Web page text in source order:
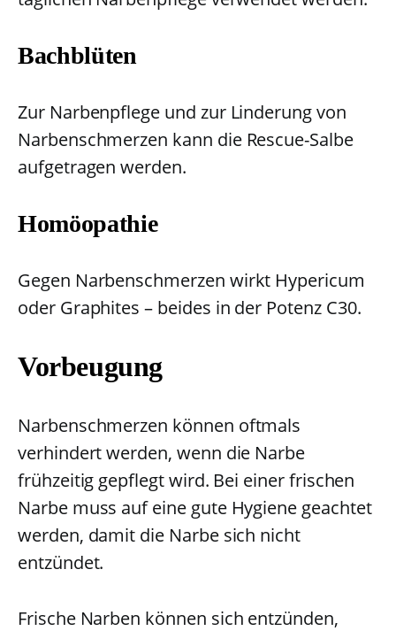
Bachblüten
Zur Narbenpflege und zur Linderung von
Narbenschmerzen kann die Rescue-Salbe
aufgetragen werden.
Homöopathie
Gegen Narbenschmerzen wirkt Hypericum
oder Graphites – beides in der Potenz C30.
Vorbeugung
Narbenschmerzen können oftmals
verhindert werden, wenn die Narbe
frühzeitig gepflegt wird. Bei einer frischen
Narbe muss auf eine gute Hygiene geachtet
werden, damit die Narbe sich nicht
entzündet.
Frische Narben können sich entzünden,